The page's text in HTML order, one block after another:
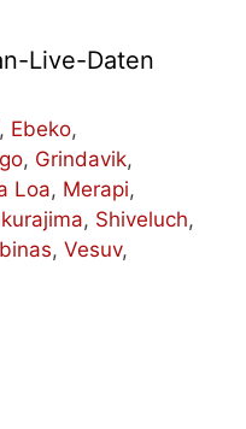
Live-Daten
, Ebeko,
, Grindavik,
Loa, Merapi,
, Shiveluch,
, Vesuv,